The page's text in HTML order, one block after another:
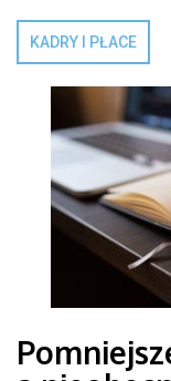
KADRY I PŁACE